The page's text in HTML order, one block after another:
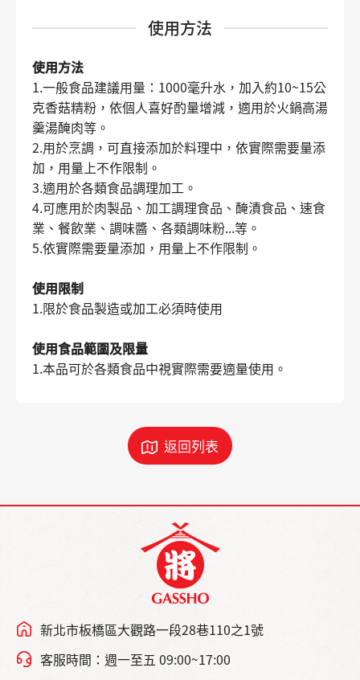
使用方法
使用方法
1.一般食品建議用量：1000毫升水，加入約10~15公
克香菇精粉，依個人喜好酌量增減，適用於火鍋高湯
羹湯醃肉等。
2.用於烹調，可直接添加於料理中，依實際需要量添
加，用量上不作限制。
3.適用於各類食品調理加工。
4.可應用於肉製品、加工調理食品、醃漬食品、速食
業、餐飲業、調味醬、各類調味粉...等。
5.依實際需要量添加，用量上不作限制。
使用限制
1.限於食品製造或加工必須時使用
使用食品範圍及限量
1.本品可於各類食品中視實際需要適量使用。
返回列表
新北市板橋區大觀路一段28巷110之1號
客服時間：週一至五 09:00~17:00